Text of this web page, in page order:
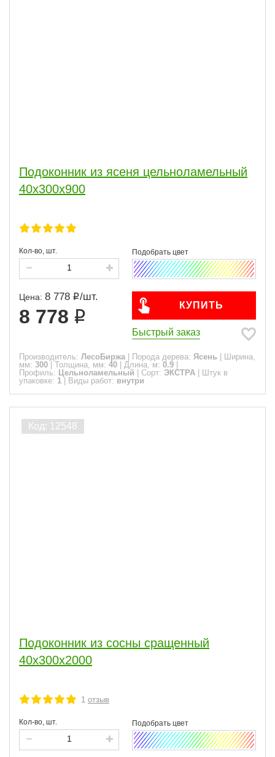
Подоконник из ясеня цельноламельный
40х300х900
Кол-во, шт.
Цена: 8 778 /шт.
8 778
КУПИТЬ
Быстрый заказ
Производитель: ЛесоБиржа Порода дерева: Ясень
Ширина,
мм: 300 Толщина, мм: 40 Длина, м: 0.9
Профиль: Цельноламельный Сорт: ЭКСТРА
Штук в
упаковке: 1 Виды работ: внутри
Подоконник из сосны сращенный
40х300х2000
1 отзыв
Кол-во, шт.